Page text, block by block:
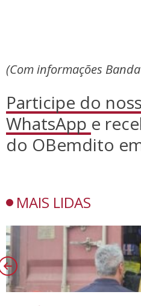
(Com informações
Participe do
WhatsApp e
do OBemdito
MAIS LIDAS